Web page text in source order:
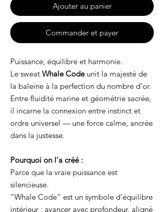
Ajouter au panier
Commander et payer
Puissance, équilibre et harmonie.
Le sweat Whale Codeunit la majesté de
la baleine à la perfection du nombre d’or.
Entre fluidité marine et géométrie sacrée,
il incarne la connexion entre instinct et
ordre universel — une force calme, ancrée
dans la justesse.
Pourquoi on l’a créé :
Parce que la vraie puissance est
silencieuse.
“Whale Code” est un symbole d’équilibre
intérieur : avancer avec profondeur, aligné